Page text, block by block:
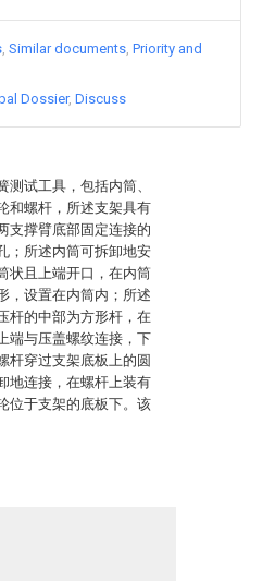
试工具，包括内筒、
和螺杆，所述支架具有
支撑臂底部固定连接的
；所述内筒可拆卸地安
状且上端开口，在内筒
，设置在内筒内；所述
杆的中部为方形杆，在
端与压盖螺纹连接，下
杆穿过支架底板上的圆
地连接，在螺杆上装有
位于支架的底板下。该
Similar documents Priority and
Dossier Discuss